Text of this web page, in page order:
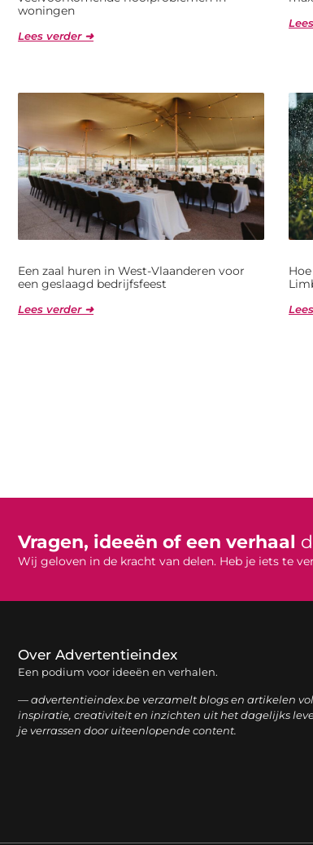
woningen
Lees verder ➜
Een zaal huren in West-Vlaanderen voor
een geslaagd bedrijfsfeest
Lees verder ➜
Vragen, ideeën of een verhaal
Wij geloven in de kracht van delen. Heb je iets te
Over Advertentieindex
Een podium voor ideeën en verhalen.
— advertentieindex.be verzamelt blogs en artikelen vol
inspiratie, creativiteit en inzichten uit het dagelijks
je verrassen door uiteenlopende content.